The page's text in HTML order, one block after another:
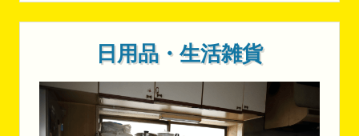
日用品・生活雑貨